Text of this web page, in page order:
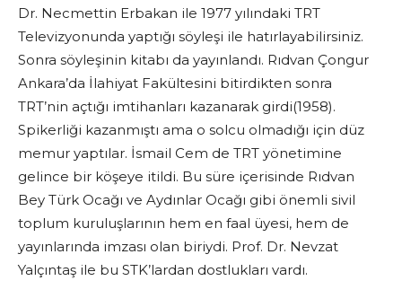
Dr. Necmettin Erbakan ile 1977 yılındaki TRT
Televizyonunda yaptığı söyleşi ile hatırlayabilirsiniz.
Sonra söyleşinin kitabı da yayınlandı. Rıdvan Çongur
Ankara’da İlahiyat Fakültesini bitirdikten sonra
TRT’nin açtığı imtihanları kazanarak girdi(1958).
Spikerliği kazanmıştı ama o solcu olmadığı için düz
memur yaptılar. İsmail Cem de TRT yönetimine
gelince bir köşeye itildi. Bu süre içerisinde Rıdvan
Bey Türk Ocağı ve Aydınlar Ocağı gibi önemli sivil
toplum kuruluşlarının hem en faal üyesi, hem de
yayınlarında imzası olan biriydi. Prof. Dr. Nevzat
Yalçıntaş ile bu STK’lardan dostlukları vardı.